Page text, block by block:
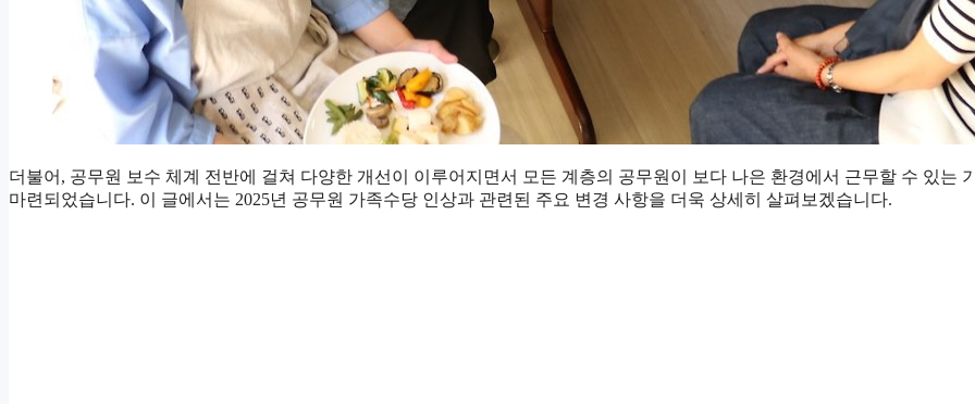
더불어, 공무원 보수 체계 전반에 걸쳐 다양한 개선이 이루어지면서 모든 계층의 공무원이 보다 나은 환경에서 근무할 수 있는
마련되었습니다. 이 글에서는 2025년 공무원 가족수당 인상과 관련된 주요 변경 사항을 더욱 상세히 살펴보겠습니다.